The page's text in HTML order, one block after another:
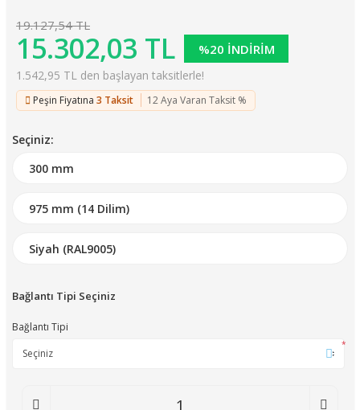
19.127,54 TL
15.302,03 TL %20 İNDİRİM
1.542,95 TL den başlayan taksitlerle!
Peşin Fiyatına 3 Taksit 12 Aya Varan Taksit %
Seçiniz:
Bağlantı Tipi Seçiniz
Bağlantı Tipi
*